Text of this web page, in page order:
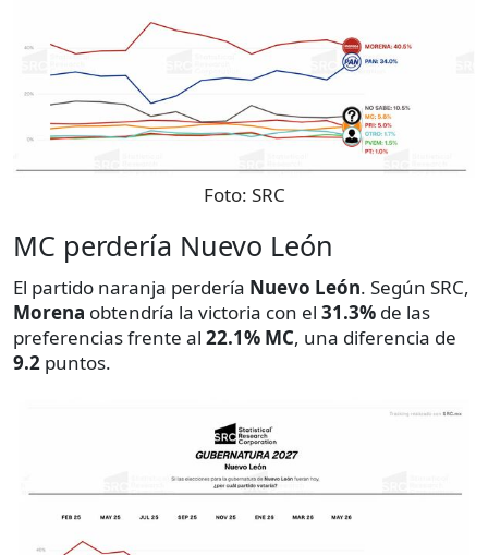
Foto: SRC
MC perdería Nuevo León
El partido naranja perdería Nuevo León. Según SRC,
Morena obtendría la victoria con el 31.3% de las
preferencias frente al 22.1% MC, una diferencia de
9.2 puntos.